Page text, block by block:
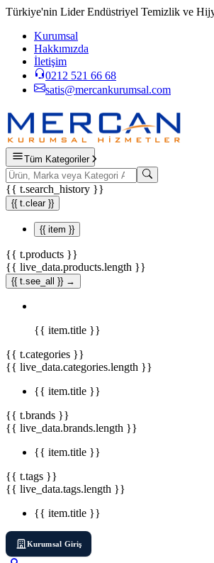
Türkiye'nin Lider Endüstriyel Temizlik ve
Kurumsal
Hakkımızda
İletişim
0212 521 66 68
satis@mercankurumsal.com
Tüm Kategoriler
{{ t.search_history }}
{{ t.clear }}
{{ item }}
{{ t.products }}
{{ live_data.products.length }}
{{ t.see_all }} →
{{ item.title }}
{{ t.categories }}
{{ live_data.categories.length }}
{{ item.title }}
{{ t.brands }}
{{ live_data.brands.length }}
{{ item.title }}
{{ t.tags }}
{{ live_data.tags.length }}
{{ item.title }}
Kurumsal Giriş